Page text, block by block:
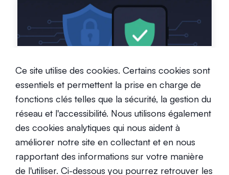
Le wallet Tangem est-il sûr pour
les utilisateurs de Solana ?
Débutant 3 juillet 2025
Ce site utilise des cookies. Certains cookies sont
essentiels et permettent la prise en charge de
fonctions clés telles que la sécurité, la gestion du
réseau et l'accessibilité. Nous utilisons également
des cookies analytiques qui nous aident à
améliorer notre site en collectant et en nous
rapportant des informations sur votre manière
de l'utiliser. Ci-dessous you pourrez retrouver les